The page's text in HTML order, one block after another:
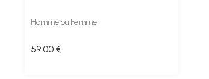
Homme ou Femme
59.00 €